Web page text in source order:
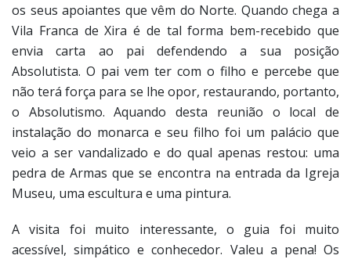
os seus apoiantes que vêm do Norte. Quando chega a
Vila Franca de Xira é de tal forma bem-recebido que
envia carta ao pai defendendo a sua posição
Absolutista. O pai vem ter com o filho e percebe que
não terá força para se lhe opor, restaurando, portanto,
o Absolutismo. Aquando desta reunião o local de
instalação do monarca e seu filho foi um palácio que
veio a ser vandalizado e do qual apenas restou: uma
pedra de Armas que se encontra na entrada da Igreja
Museu, uma escultura e uma pintura.
A visita foi muito interessante, o guia foi muito
acessível, simpático e conhecedor. Valeu a pena! Os